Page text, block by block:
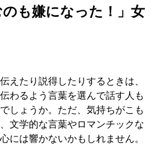
のも嫌になった！」女
えたり説得したりするときは、
わるよう言葉を選んで話す人も
しょうか。ただ、気持ちがこも
文学的な言葉やロマンチックな
には響かないかもしれません。